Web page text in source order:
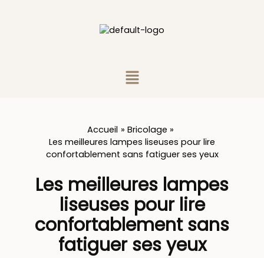
Menu
Accueil
Bricolage
Les meilleures lampes liseuses pour lire
confortablement sans fatiguer ses yeux
Les meilleures lampes
liseuses pour lire
confortablement sans
fatiguer ses yeux